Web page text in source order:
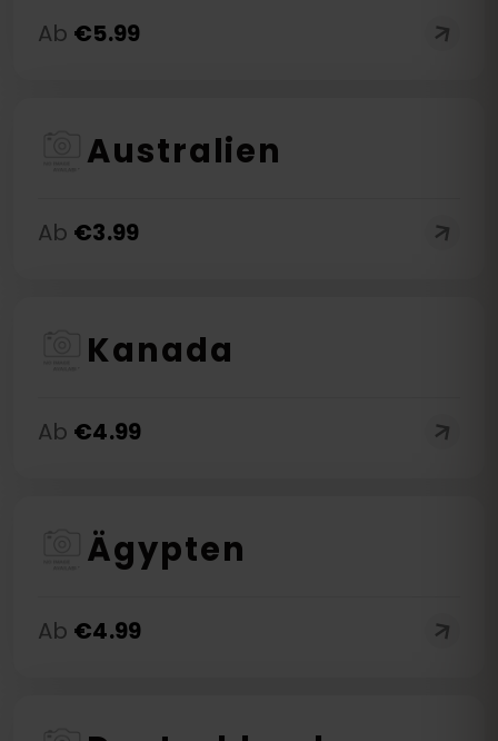
Ab €5.99
Australien
Ab €3.99
Kanada
Ab €4.99
Ägypten
Ab €4.99